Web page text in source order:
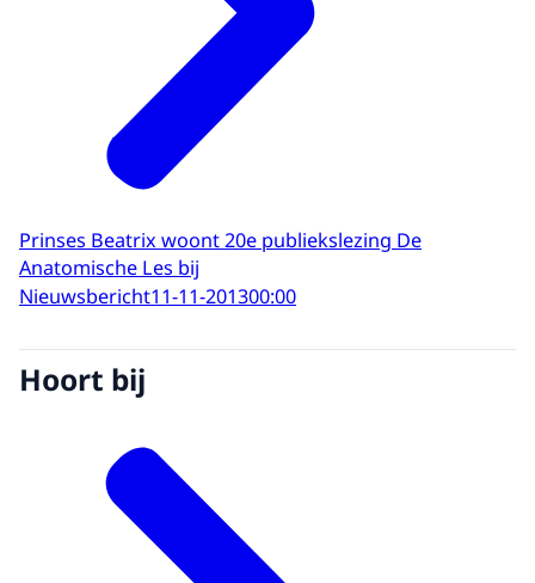
Prinses Beatrix woont 20e publiekslezing De
Anatomische Les bij
Nieuwsbericht11-11-201300:00
Hoort bij